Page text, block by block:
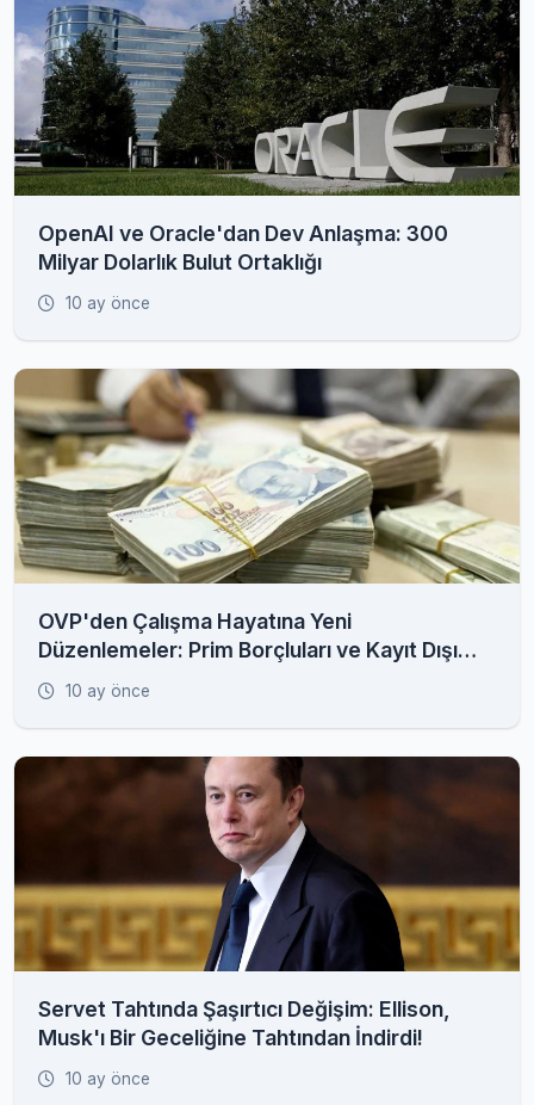
OpenAI ve Oracle'dan Dev Anlaşma: 300
Milyar Dolarlık Bulut Ortaklığı
10 ay önce
OVP'den Çalışma Hayatına Yeni
Düzenlemeler: Prim Borçluları ve Kayıt Dışı
İstihdam Radarda
10 ay önce
Servet Tahtında Şaşırtıcı Değişim: Ellison,
Musk'ı Bir Geceliğine Tahtından İndirdi!
10 ay önce